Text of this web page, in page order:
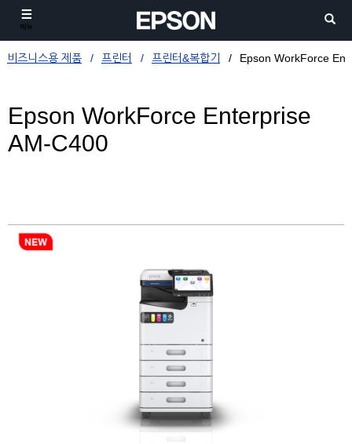
메뉴
비즈니스용 제품 프린터 프린터&복합기 Epson WorkForce
Epson WorkForce Enterprise
AM-C400